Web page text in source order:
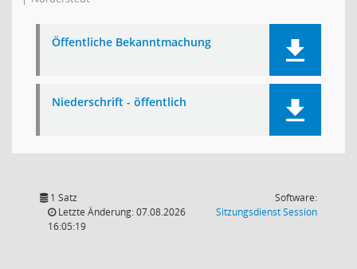
Öffentliche Bekanntmachung
Niederschrift - öffentlich
1 Satz
Letzte Änderung: 07.08.2026
16:05:19
Software:
SitzungsdienstSession(Wird in